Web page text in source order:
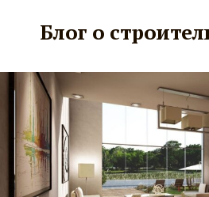
Блог о